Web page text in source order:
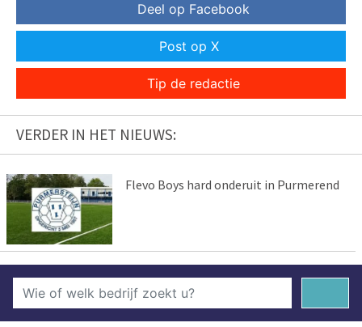
Deel op Facebook
Post op X
Tip de redactie
VERDER IN HET NIEUWS:
Flevo Boys hard onderuit in Purmerend